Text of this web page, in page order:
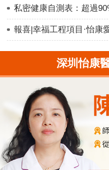
私密健康自測表：超過
報喜|幸福工程項目·怡康
深圳怡康